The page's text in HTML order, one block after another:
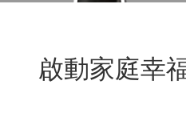
啟動家庭幸